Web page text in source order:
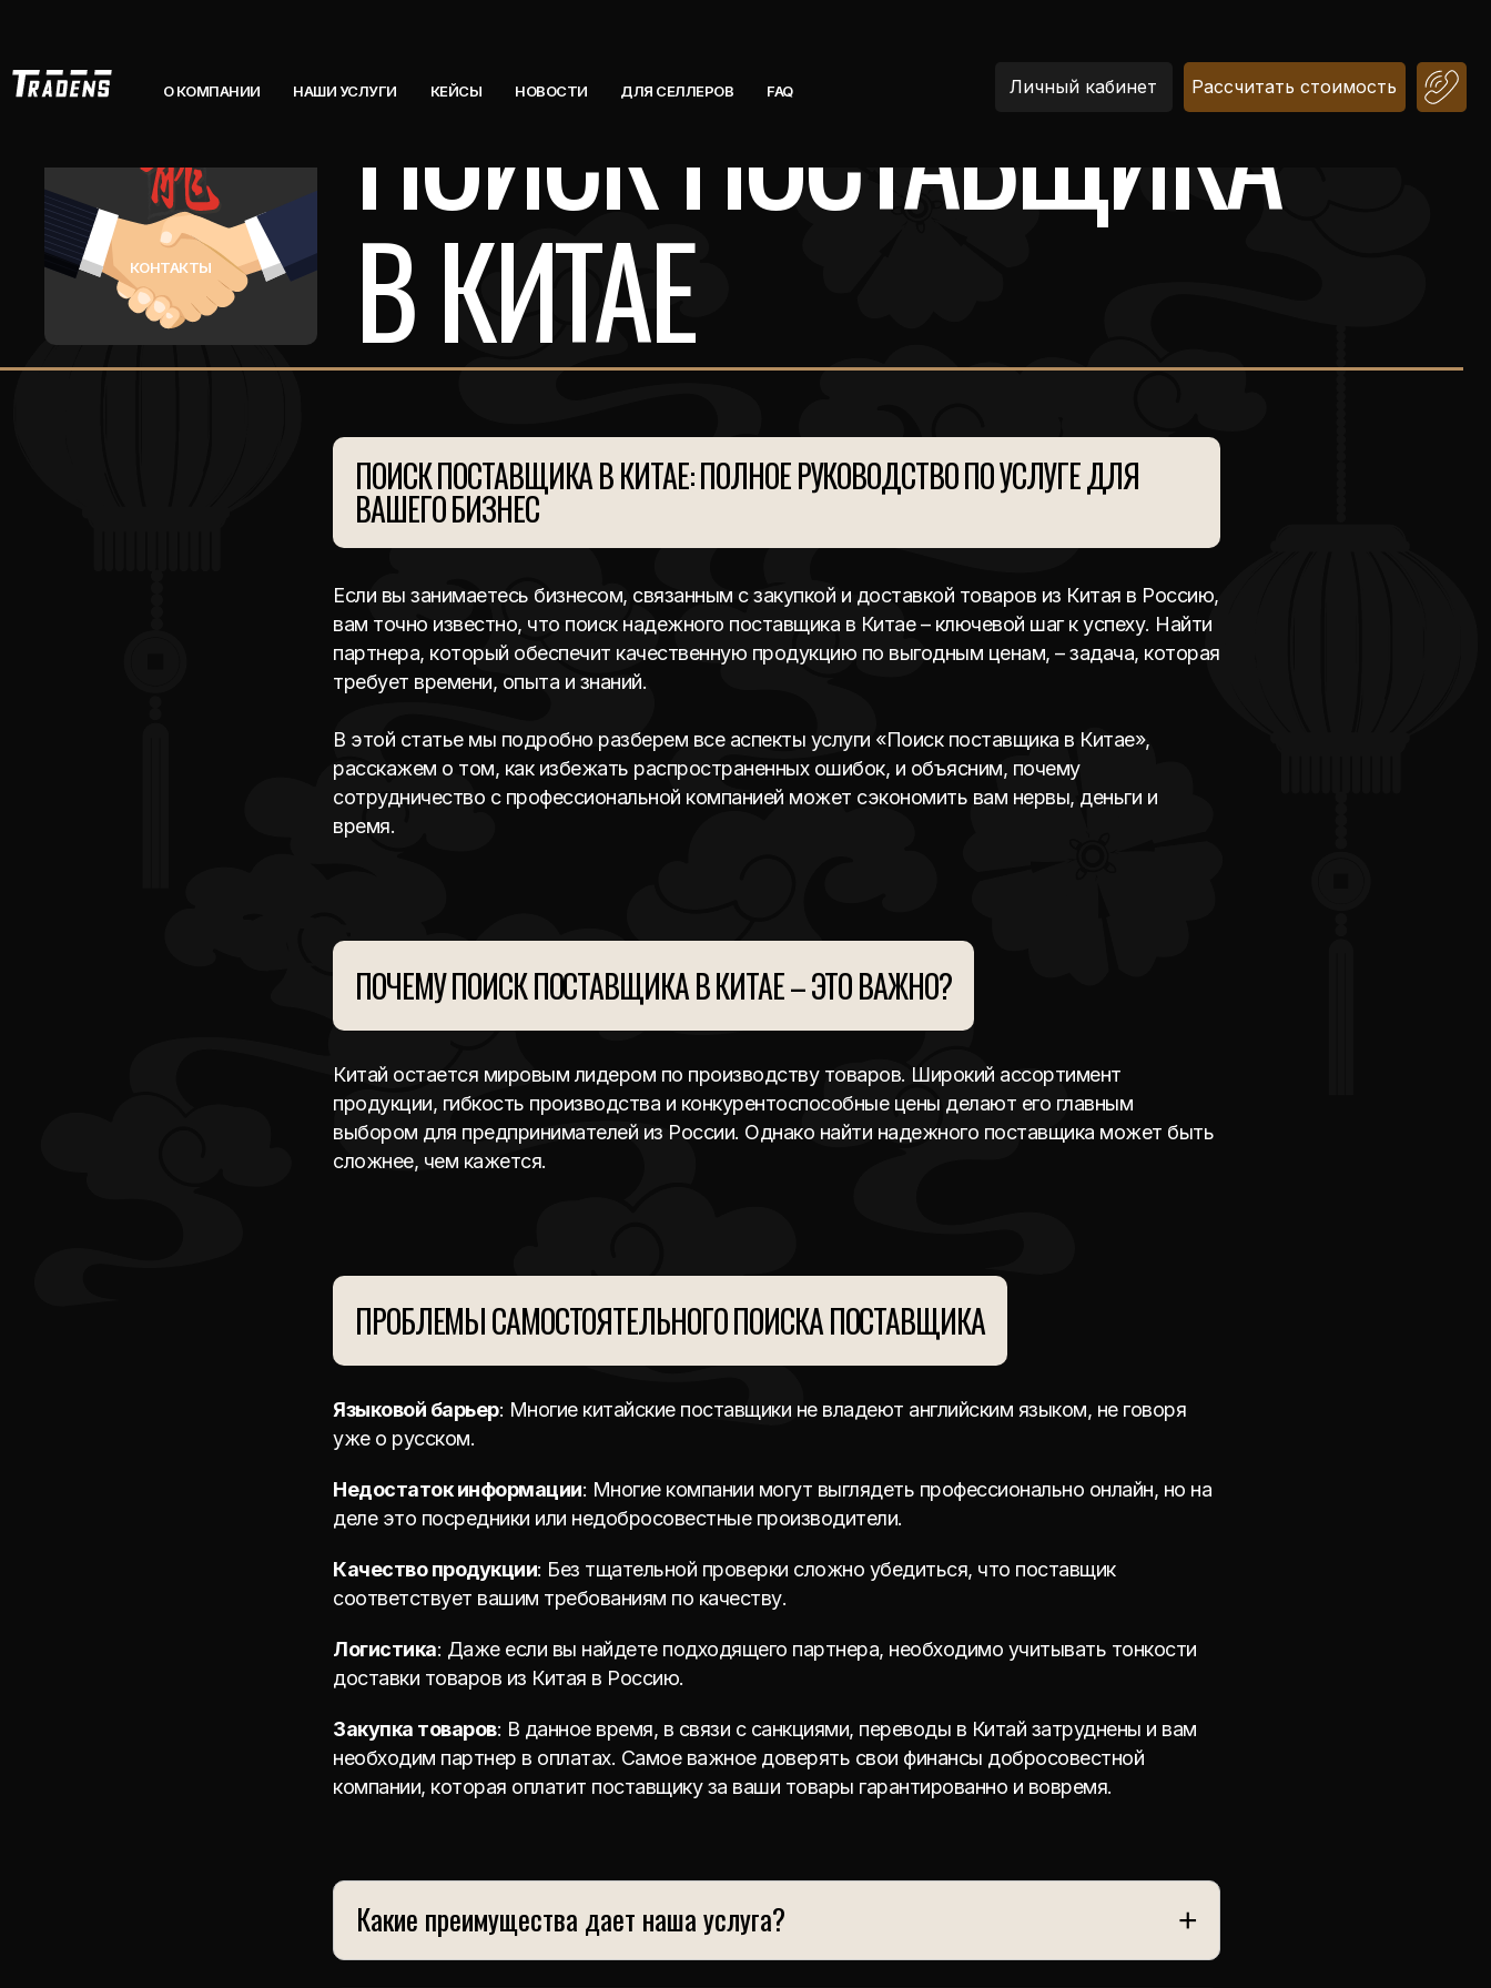
О КОМПАНИИ НАШИ УСЛУГИ КЕЙСЫ НОВОСТИ ДЛЯ СЕЛЛЕРОВ FAQ
КОНТАКТЫ
Личный кабинет Рассчитать стоимость
ПОИСК ПОСТАВЩИКА
В КИТАЕ
ПОИСК ПОСТАВЩИКА В КИТАЕ: ПОЛНОЕ РУКОВОДСТВО ПО УСЛУГЕ ДЛЯ
ВАШЕГО БИЗНЕСА
Если вы занимаетесь бизнесом, связанным с закупкой и доставкой товаров из Китая в Россию,
вам точно известно, что поиск надежного поставщика в Китае – ключевой шаг к успеху. Найти
партнера, который обеспечит качественную продукцию по выгодным ценам, – задача, которая
требует времени, опыта и знаний.
В этой статье мы подробно разберем все аспекты услуги «Поиск поставщика в Китае»,
расскажем о том, как избежать распространенных ошибок, и объясним, почему
сотрудничество с профессиональной компанией может сэкономить вам нервы, деньги и
время.
ПОЧЕМУ ПОИСК ПОСТАВЩИКА В КИТАЕ – ЭТО ВАЖНО?
Китай остается мировым лидером по производству товаров. Широкий ассортимент
продукции, гибкость производства и конкурентоспособные цены делают его главным
выбором для предпринимателей из России. Однако найти надежного поставщика может быть
сложнее, чем кажется.
ПРОБЛЕМЫ САМОСТОЯТЕЛЬНОГО ПОИСКА ПОСТАВЩИКА
Языковой барьер: Многие китайские поставщики не владеют английским языком, не говоря
уже о русском.
Недостаток информации: Многие компании могут выглядеть профессионально онлайн, но на
деле это посредники или недобросовестные производители.
Качество продукции: Без тщательной проверки сложно убедиться, что поставщик
соответствует вашим требованиям по качеству.
Логистика: Даже если вы найдете подходящего партнера, необходимо учитывать тонкости
доставки товаров из Китая в Россию.
Закупка товаров: В данное время, в связи с санкциями, переводы в Китай затруднены и вам
необходим партнер в оплатах. Самое важное доверять свои финансы добросовестной
компании, которая оплатит поставщику за ваши товары гарантированно и вовремя.
Какие преимущества дает наша услуга? +